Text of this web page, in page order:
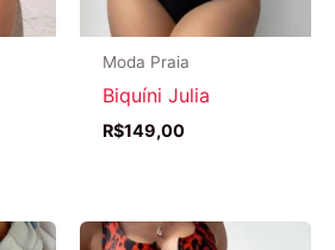
Moda Praia
Biquíni Julia
R$149,00